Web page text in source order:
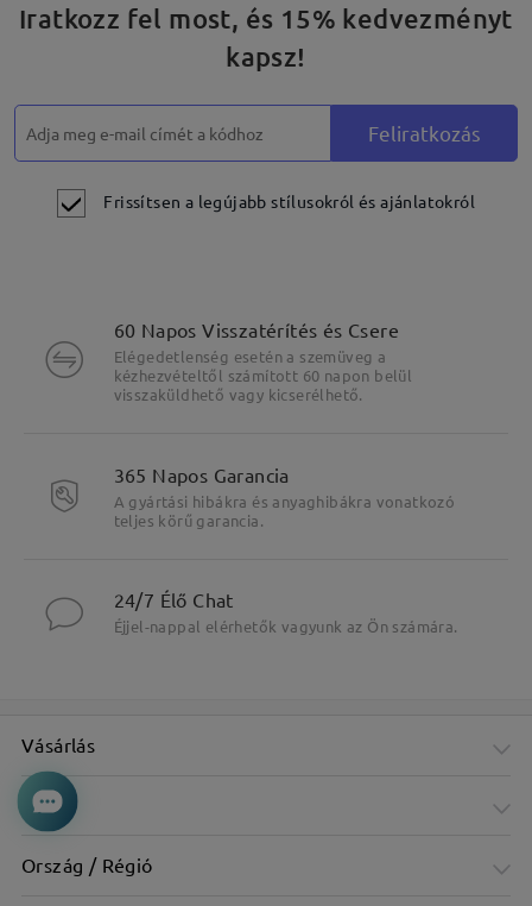
Iratkozz fel most, és 15% kedvezményt
kapsz!
Feliratkozás
Frissítsen a legújabb stílusokról és ajánlatokról
60 Napos Visszatérítés és Csere
Elégedetlenség esetén a szemüveg a
kézhezvételtől számított 60 napon belül
visszaküldhető vagy kicserélhető.
365 Napos Garancia
A gyártási hibákra és anyaghibákra vonatkozó
teljes körű garancia.
24/7 Élő Chat
Éjjel-nappal elérhetők vagyunk az Ön számára.
Vásárlás
Cég
Ország / Régió